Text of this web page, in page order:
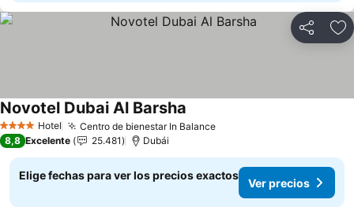
Compartir
4 EstrellasHotel Centro de bienestar In Balance
Novotel Dubai Al Barsha
8,8 Excelente 25.481 Dubái
Elige fechas para ver los precios exactos
Ver precios